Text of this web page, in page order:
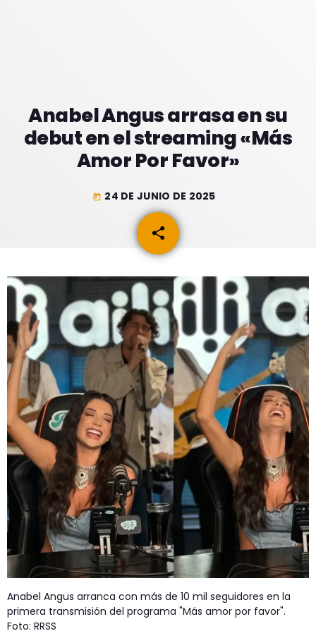
Anabel Angus arrasa en su
debut en el streaming «Más
Amor Por Favor»
today 24 DE JUNIO DE 2025
share
email
Anabel Angus arranca con más de 10 mil seguidores en la
primera transmisión del programa "Más amor por favor".
Foto: RRSS